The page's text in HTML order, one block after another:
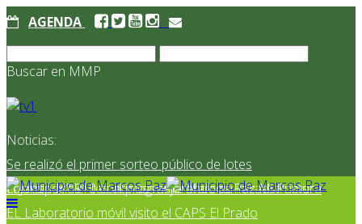
AGENDA
Buscar en MMP
Noticias:
Se realizó el primer sorteo público de lotes
correspondientes al programa Marcos Paz Mi Primer
El Jardín N° 910 continúa mejorando su infraestructura
EL Laboratorio móvil visito el CAPS El Prado